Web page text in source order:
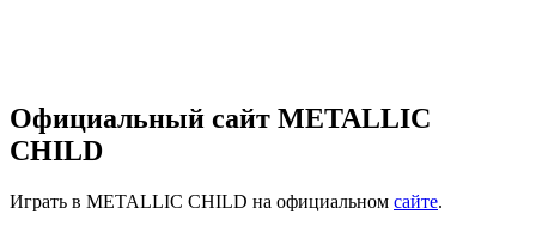
Официальный сайт METALLIC
CHILD
Играть в METALLIC CHILD на официальном сайте.